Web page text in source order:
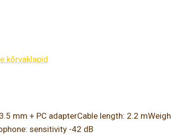
kõrvaklapid
mm + PC adapterCable length: 2.2
sensitivity -42 dB